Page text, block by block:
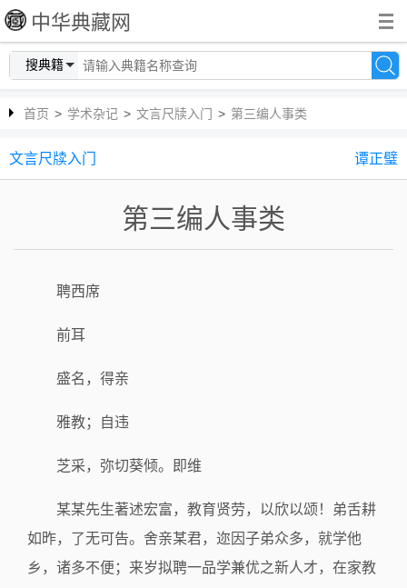
中华典藏网
搜典籍
首页 > 学术杂记 > 文言尺牍入门 > 第三编人事类
文言尺牍入门 谭正璧
第三编人事类
聘西席
前耳
盛名，得亲
雅教；自违
芝采，弥切葵倾。即维
某某先生著述宏富，教育贤劳，以欣以颂！弟舌耕
如昨，了无可告。舍亲某君，迩因子弟众多，就学他
乡，诸多不便；来岁拟聘一品学兼优之新人才，在家教